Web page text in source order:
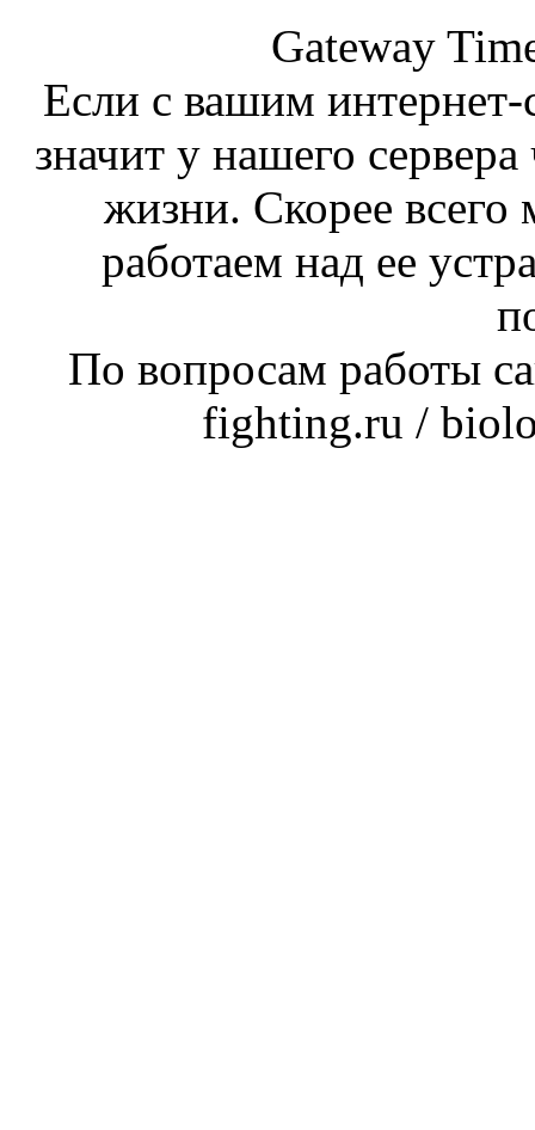
Gateway
Если с вашим интернет-
значит у нашего
жизни. Скорее
работаем над ее
По вопросам работы
fighting.ru /